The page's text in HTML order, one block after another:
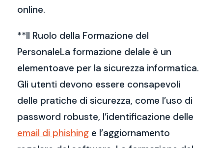
online.
**Il Ruolo della Formazione del
PersonaleLa formazione delale è un
elementoave per la sicurezza informatica.
Gli utenti devono essere consapevoli
delle pratiche di sicurezza, come l’uso di
password robuste, l’identificazione delle
email di phishing e l’aggiornamento